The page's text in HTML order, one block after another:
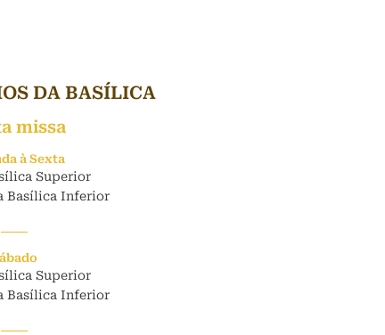
DA BASÍLICA
missa
à Sexta
Superior
Basílica Inferior
Superior
Basílica Inferior